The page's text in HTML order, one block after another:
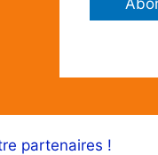
partenaires !